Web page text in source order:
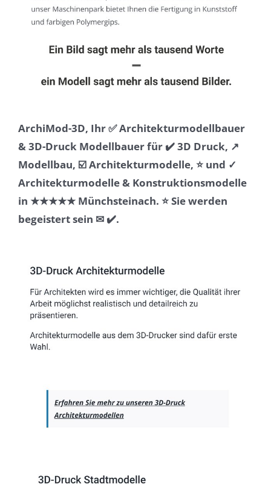
ArchiMod-3D, Ihr ✅ Architekturmodellbauer
& 3D-Druck Modellbauer für ✔️ 3D Druck, ↗️
Modellbau, ☑️ Architekturmodelle, ⭐ und ✓
Architekturmodelle & Konstruktionsmodelle
in ★★★★★ Münchsteinach. ⭐ Sie werden
begeistert sein ✉ ✔️.